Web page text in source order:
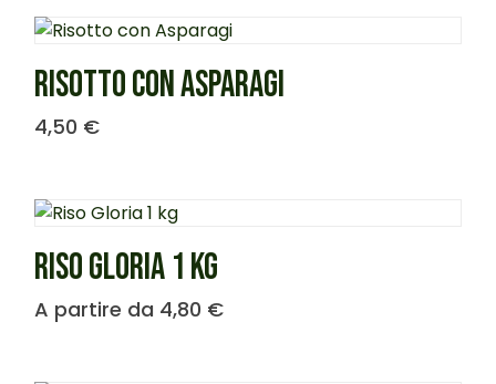
RISOTTO CON ASPARAGI
4,50 €
RISO GLORIA 1 KG
A partire da 4,80 €